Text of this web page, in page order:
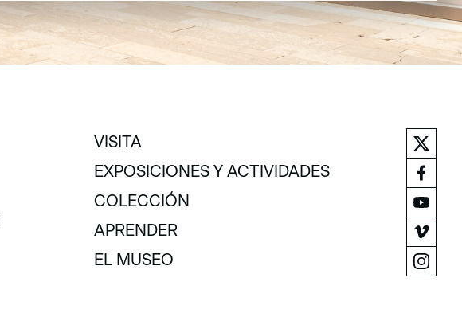
VISITA
VISITA
EXPOSICIONES Y ACTIVIDADES
EXPOSICIONES Y ACTIVIDADES
COLECCIÓN
COLECCIÓN
APRENDER
APRENDER
EL MUSEO